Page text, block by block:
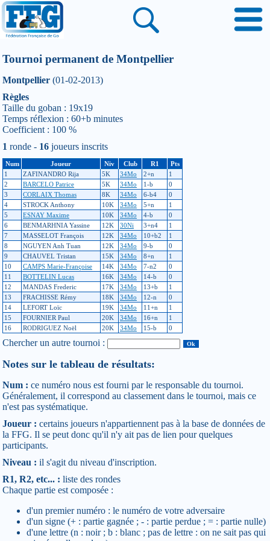
Tournoi permanent de Montpellier
Montpellier (01-02-2013)
Règles
Taille du goban : 19x19
Temps réflexion : 60+b minutes
Coefficient : 100 %
1 ronde - 16 joueurs inscrits
Num Joueur Niv Club R1
Pts
1
ZAFINANDRO Rija 5K 34Mo 2+n
1
2
BARCELO Patrice 5K 34Mo 1-b
0
3
CORLAIX Thomas 8K 34Mo 6-b4
0
4
STROCK Anthony 10K 34Mo 5+n
1
5
ESNAY Maxime 10K 34Mo 4-b
0
6
BENMARHNIA Yassine 12K 30Ni 3+n4
1
7
MASSELOT François 12K 34Mo 10+b2
1
8
NGUYEN Anh Tuan 12K 34Mo 9-b
0
9
CHAUVEL Tristan 15K 34Mo 8+n
1
10
CAMPS Marie-Françoise 14K 34Mo 7-n2
0
11
BOTTELIN Lucas 16K 34Mo 14-b
0
12
MANDAS Frederic 17K 34Mo 13+b
1
13
FRACHISSE Rémy 18K 34Mo 12-n
0
14
LEFORT Loïc 19K 34Mo 11+n
1
15
FOURNIER Paul 20K 34Mo 16+n
1
16
RODRIGUEZ Noël 20K 34Mo 15-b 0
Chercher un autre tournoi :
Notes sur le tableau de résultats:
Num : ce numéro nous est fourni par le responsable du tournoi.
Généralement, il correspond au classement dans le tournoi, mais ce
n'est pas systématique.
Joueur : certains joueurs n'appartiennent pas à la base de données de
la FFG. Il se peut donc qu'il n'y ait pas de lien pour quelques
participants.
Niveau : il s'agit du niveau d'inscription.
R1, R2, etc... : liste des rondes
Chaque partie est composée :
d'un premier numéro : le numéro de votre adversaire
d'un signe (+ : partie gagnée ; - : partie perdue ; = : partie nulle)
d'une lettre (n : noir ; b : blanc ; pas de lettre : on ne sait pas qui